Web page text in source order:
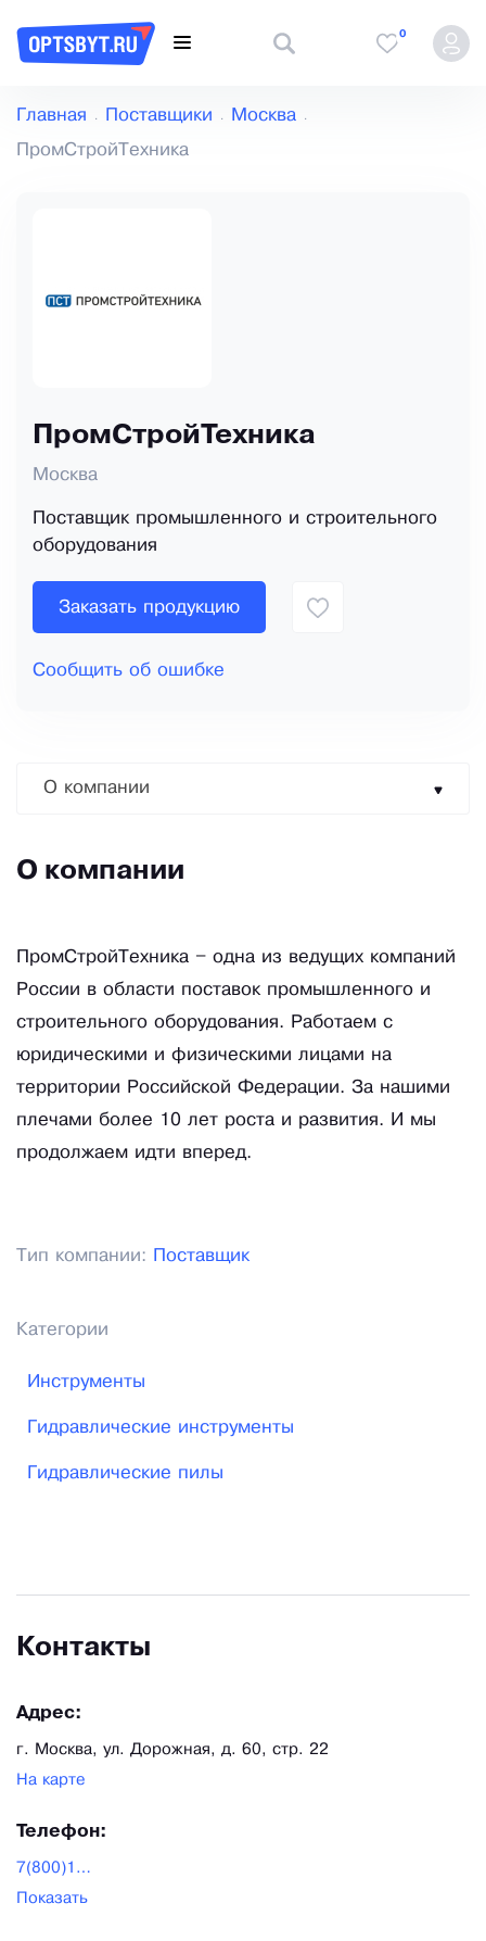
0
Главная Поставщики Москва
ПромСтройТехника
ПромСтройТехника
Москва
Поставщик промышленного и строительного
оборудования
Заказать продукцию
Сообщить об ошибке
О компании
О компании
ПромСтройТехника – одна из ведущих компаний
России в области поставок промышленного и
строительного оборудования. Работаем с
юридическими и физическими лицами на
территории Российской Федерации. За нашими
плечами более 10 лет роста и развития. И мы
продолжаем идти вперед.
Тип компании: Поставщик
Категории
Инструменты
Гидравлические инструменты
Гидравлические пилы
Контакты
Адрес:
г. Москва, ул. Дорожная, д. 60, стр. 22
На карте
Телефон:
7(800)100-33-28
Показать